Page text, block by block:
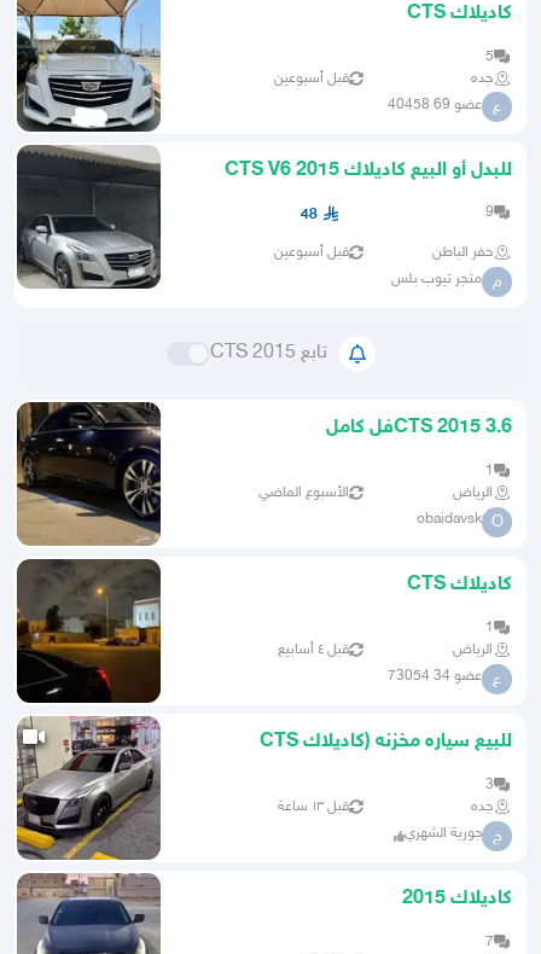
كاديلاك CTS
5
جده
قبل أسبوعين
ع عضو 69 40458
للبدل أو البيع كاديلاك CTS V6 2015
9
48
حفر الباطن قبل أسبوعين
م متجر تيوب بلس
تابع CTS 2015
CTS 2015 3.6فل كامل
1
الرياض
الأسبوع الماضي
O
obaidavsk
كاديلاك CTS
1
الرياض
قبل ٤ أسابيع
ع عضو 34 73054
للبيع سياره مخزنه (كاديلاك CTS
3
جده
قبل ١٣ ساعة
ج جورية الشهري
كاديلاك 2015
7